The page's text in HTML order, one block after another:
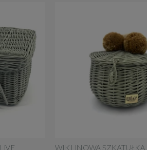
WIKLINOWA SZKATUŁKA